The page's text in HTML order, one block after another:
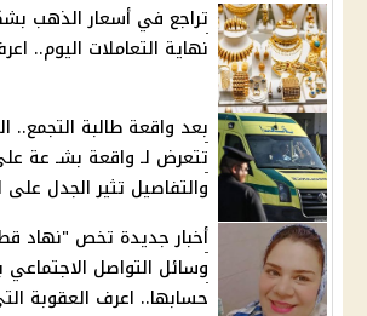
تراجع في أسعار الذهب
نهاية التعاملات اليوم..
بعد واقعة طالبة التجمع..
تتعرض لـ واقعة بشـ عة
والتفاصيل تثير الجدل
أخبار جديدة تخص "نهاد
وسائل التواصل
حسابها.. اعرف العقوبة